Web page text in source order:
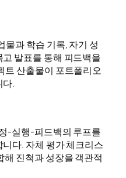
물과 학습 기록, 자기 성
발표를 통해 피드백을
트 산출물이 포트폴리오
다.
-실행-피드백의 루프를
다. 자체 평가 체크리스
해 진척과 성장을 객관적